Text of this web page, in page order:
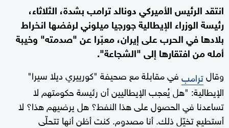
انتقد الرئيس الأميركي دونالد ترامب بشدة، الثلاثاء،
رئيسة الوزراء الإيطالية جورجيا ميلوني لرفضها انخراط
بلادها في الحرب على إيران، معبّرا عن "صدمته" وخيبة
أمله من افتقارها إلى "الشجاعة".
وقالترامبفي مقابلة مع صحيفة "كورييري ديلا سيرا"
الإيطالية: "هل يُعجب الإيطاليين أن رئيسة حكومتهم لا
تساعدنا في الحصول على هذا النفط؟ هل يرضيهم هذا؟ لا
أستطيع تخيّل ذلك. أنا مصدوم. كنت أظن أنها تتحلّى